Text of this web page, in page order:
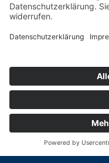
14109
Tel: +49
KONTAKT|